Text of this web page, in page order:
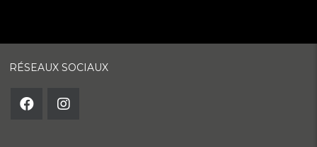
RÉSEAUX SOCIAUX